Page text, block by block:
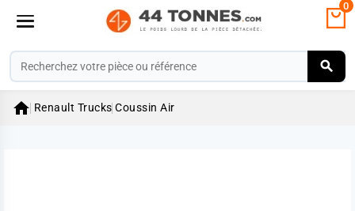
0
 Renault Trucks Coussin Air